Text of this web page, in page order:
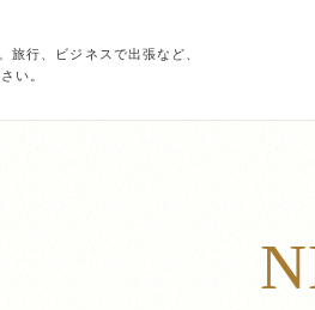
旅行、ビジネスで出張など、
い。